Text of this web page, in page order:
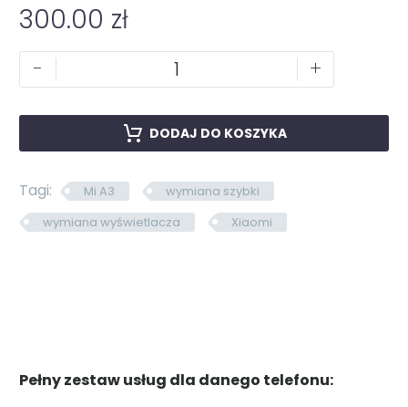
300.00 zł
- +
DODAJ DO KOSZYKA
Tagi: Mi A3
wymiana szybki
wymiana wyświetlacza
Xiaomi
Pełny zestaw usług dla danego telefonu: